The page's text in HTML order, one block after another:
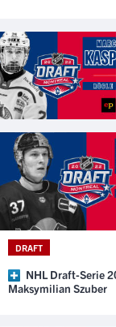
DRAFT
NHL Draft-Serie
Maksymilian Szuber